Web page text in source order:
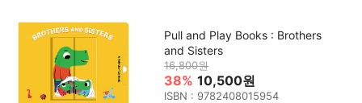
Pull and Play Books : Brothers
and Sisters
16,800원
38% 10,500원
ISBN : 9782408015954